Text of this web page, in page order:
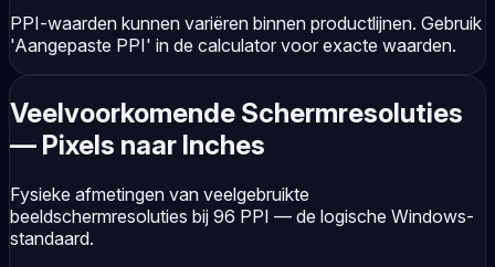
PPI-waarden kunnen variëren binnen productlijnen. Gebruik
'Aangepaste PPI' in de calculator voor exacte waarden.
Veelvoorkomende Schermresoluties
— Pixels naar Inches
Fysieke afmetingen van veelgebruikte
beeldschermresoluties bij 96 PPI — de logische Windows-
standaard.